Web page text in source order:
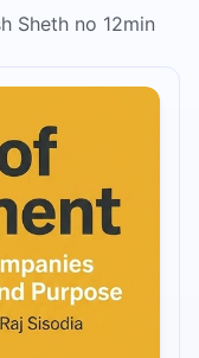
Sheth no 12min